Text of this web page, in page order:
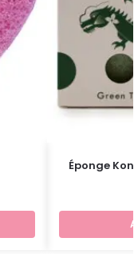
Éponge